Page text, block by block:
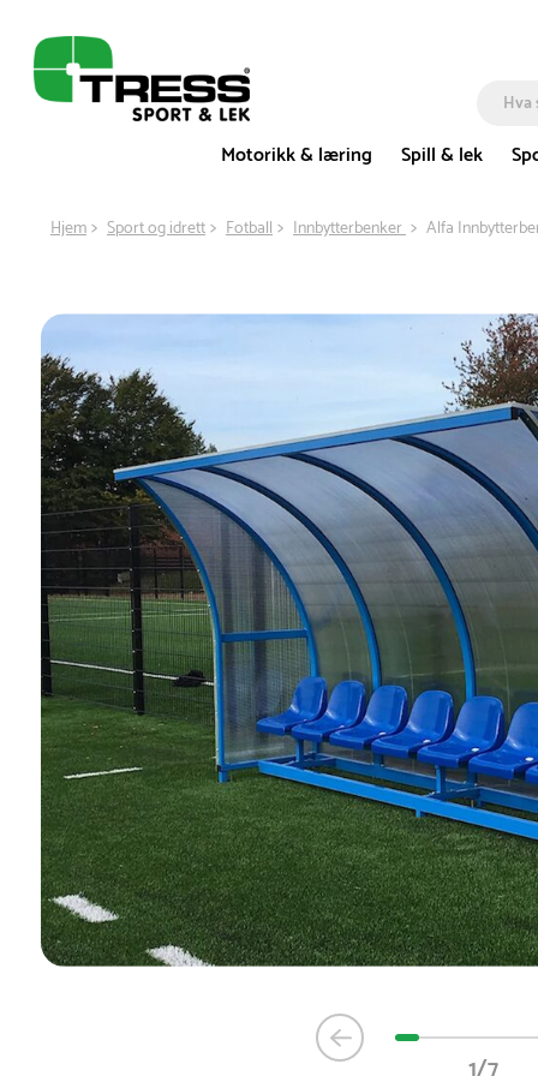
Motorikk & læring
Spill & lek
Hjem Sport og idrett Fotball Innbytterbenker Alfa